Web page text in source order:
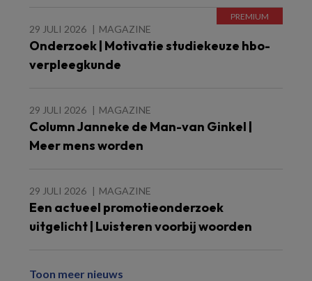
29 JULI 2026 MAGAZINE
Onderzoek | Motivatie studiekeuze hbo-
verpleegkunde
29 JULI 2026 MAGAZINE
Column Janneke de Man-van Ginkel |
Meer mens worden
29 JULI 2026 MAGAZINE
Een actueel promotieonderzoek
uitgelicht | Luisteren voorbij woorden
Toon meer nieuws